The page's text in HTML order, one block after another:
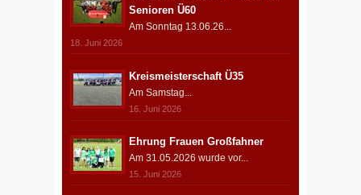
Senioren Ü60
Am Sonntag 13.06.26...
18. Juni 2026
Kreismeisterschaft Ü35
Am Samstag...
16. Juni 2026
Ehrung Frauen Großfahner
Am 31.05.2026 wurde vor...
15. Juni 2026